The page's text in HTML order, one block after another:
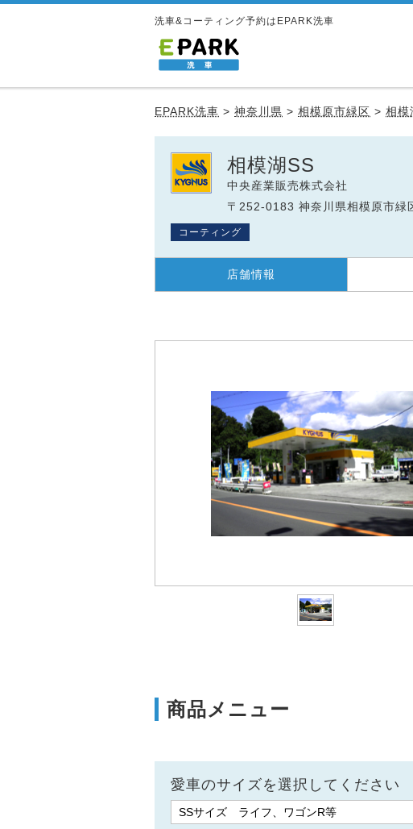
洗車&コーティング予約はEPARK洗車
EPARK洗車 > 神奈川県 > 相模原市緑区 > 相模
相模湖SS
中央産業販売株式会社
〒252-0183 神奈川県相模原市緑
コーティング
店舗情報
商品メニュー
愛車のサイズを選択してください